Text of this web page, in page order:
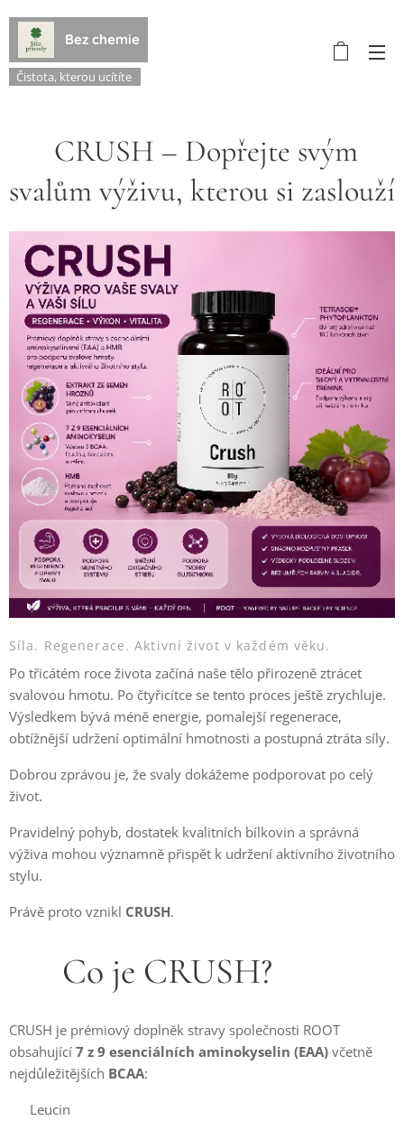
Bez chemie
Čistota, kterou ucítíte
💪 CRUSH – Dopřejte svým
svalům výživu, kterou si zaslouží
Síla. Regenerace. Aktivní život v každém věku.
Po třicátém roce života začíná naše tělo přirozeně ztrácet
svalovou hmotu. Po čtyřicítce se tento proces ještě zrychluje.
Výsledkem bývá méně energie, pomalejší regenerace,
obtížnější udržení optimální hmotnosti a postupná ztráta síly.
Dobrou zprávou je, že svaly dokážeme podporovat po celý
život.
Pravidelný pohyb, dostatek kvalitních bílkovin a správná
výživa mohou významně přispět k udržení aktivního životního
stylu.
Právě proto vznikl CRUSH.
🌿 Co je CRUSH?
CRUSH je prémiový doplněk stravy společnosti ROOT
obsahující 7 z 9 esenciálních aminokyselin (EAA) včetně
nejdůležitějších BCAA:
✔ Leucin